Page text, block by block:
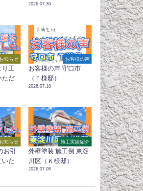
2026.07.30
お知らせ
工
ただ
お客様の声
お客様の声 守口市
（Ｔ様邸）
2026.07.18
お知らせ
お引
いた
施工実績紹介
外壁塗装 施工例 東淀
川区（Ｋ様邸）
2026.07.08